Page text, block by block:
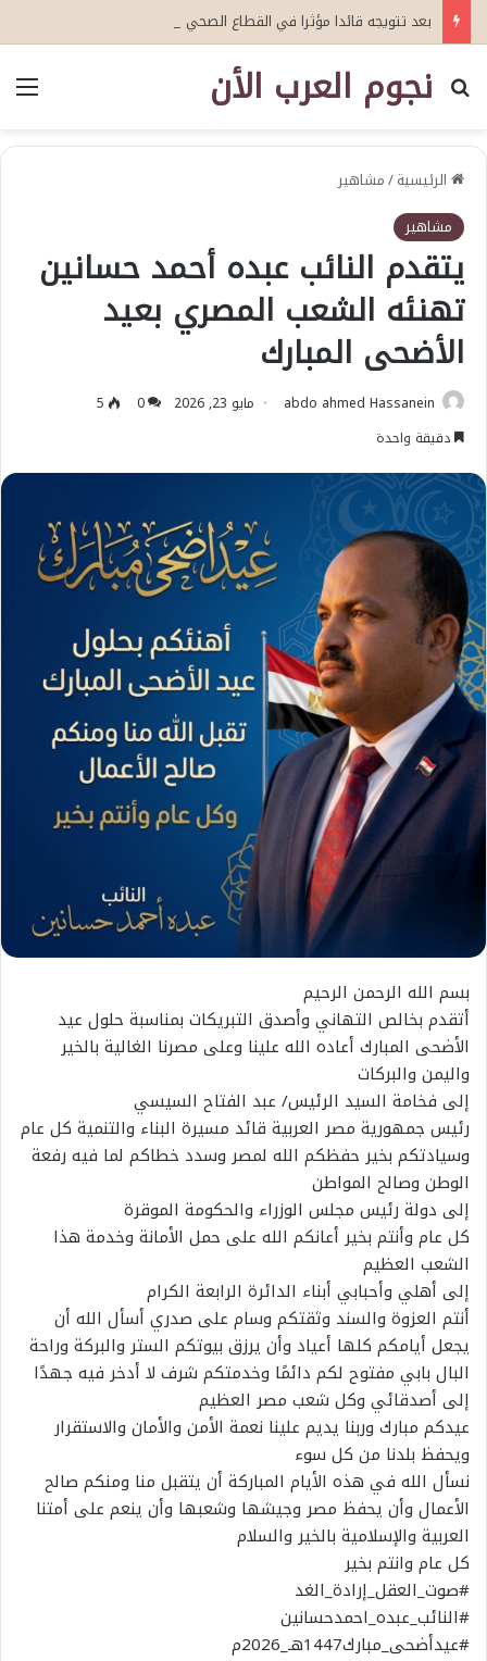
نجوم العرب الأن
بحث عن
الرئيسية/مشاهير
مشاهير
يتقدم النائب عبده أحمد حسانين
تهنئه الشعب المصري بعيد
الأضحى المبارك
abdo ahmed Hassanein مايو 23, 2026 0
5
دقيقة واحدة
بسم الله الرحمن الرحيم
أتقدم بخالص التهاني وأصدق التبريكات بمناسبة حلول عيد
الأضحى المبارك أعاده الله علينا وعلى مصرنا الغالية بالخير
واليمن والبركات
إلى فخامة السيد الرئيس/ عبد الفتاح السيسي
رئيس جمهورية مصر العربية قائد مسيرة البناء والتنمية كل عام
وسيادتكم بخير حفظكم الله لمصر وسدد خطاكم لما فيه رفعة
الوطن وصالح المواطن
إلى دولة رئيس مجلس الوزراء والحكومة الموقرة
كل عام وأنتم بخير أعانكم الله على حمل الأمانة وخدمة هذا
الشعب العظيم
إلى أهلي وأحبابي أبناء الدائرة الرابعة الكرام
أنتم العزوة والسند وثقتكم وسام على صدري أسأل الله أن
يجعل أيامكم كلها أعياد وأن يرزق بيوتكم الستر والبركة وراحة
البال بابي مفتوح لكم دائمًا وخدمتكم شرف لا أدخر فيه جهدًا
إلى أصدقائي وكل شعب مصر العظيم
عيدكم مبارك وربنا يديم علينا نعمة الأمن والأمان والاستقرار
ويحفظ بلدنا من كل سوء
نسأل الله في هذه الأيام المباركة أن يتقبل منا ومنكم صالح
الأعمال وأن يحفظ مصر وجيشها وشعبها وأن ينعم على أمتنا
العربية والإسلامية بالخير والسلام
كل عام وانتم بخير
#صوت_العقل_إرادة_الغد
#النائب_عبده_احمدحسانين
#عيدأضحى_مبارك1447هـ_2026م